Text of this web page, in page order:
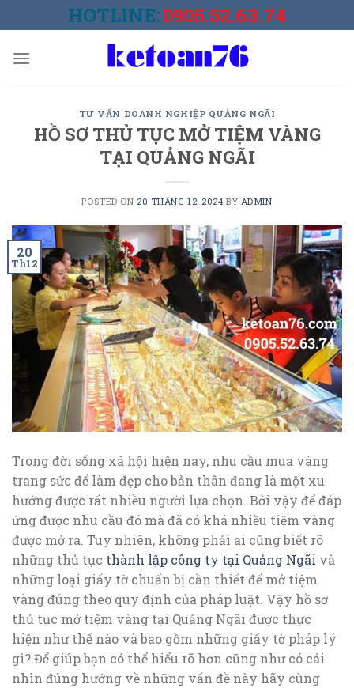
to
HOTLINE:0905.52.63.74
TƯ VẤN DOANH NGHIỆP QUẢNG NGÃI
HỒ SƠ THỦ TỤC MỞ TIỆM VÀNG
TẠI QUẢNG NGÃI
POSTED ON 20 THÁNG 12, 2024 BY ADMIN
20
Th12
Trong đời sống xã hội hiện nay, nhu cầu mua vàng
trang sức để làm đẹp cho bản thân đang là một xu
hướng được rất nhiều người lựa chọn. Bởi vậy để đáp
ứng được nhu cầu đó mà đã có khá nhiều tiệm vàng
được mở ra. Tuy nhiên, không phải ai cũng biết rõ
những thủ tục thành lập công ty tại Quảng Ngãi và
những loại giấy tờ chuẩn bị cần thiết để mở tiệm
vàng đúng theo quy định của pháp luật. Vậy hồ sơ
thủ tục mở tiệm vàng tại Quảng Ngãi được thực
hiện như thế nào và bao gồm những giấy tờ pháp lý
gì? Để giúp bạn có thể hiểu rõ hơn cũng như có cái
nhìn đúng hướng về những vấn đề này hãy cùng